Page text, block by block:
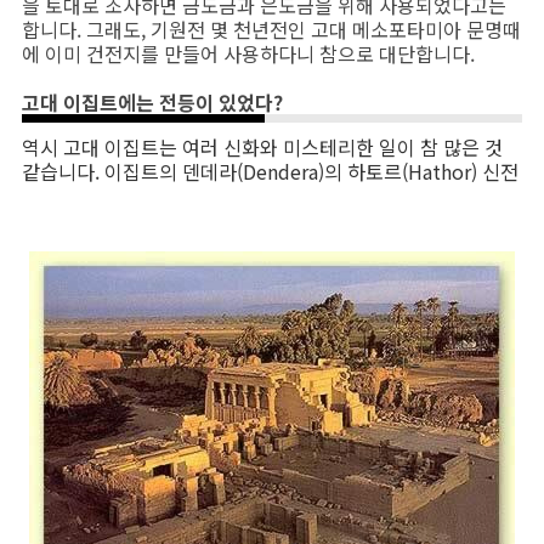
합니다. 그래도, 기원전 몇 천년전인 고대 메소포타미아 문명때
에 이미 건전지를 만들어 사용하다니 참으로 대단합니다.
고대 이집트에는 전등이 있었다?
역시 고대 이집트는 여러 신화와 미스테리한 일이 참 많은 것
같습니다. 이집트의 덴데라(Dendera)의 하토르(Hathor) 신전